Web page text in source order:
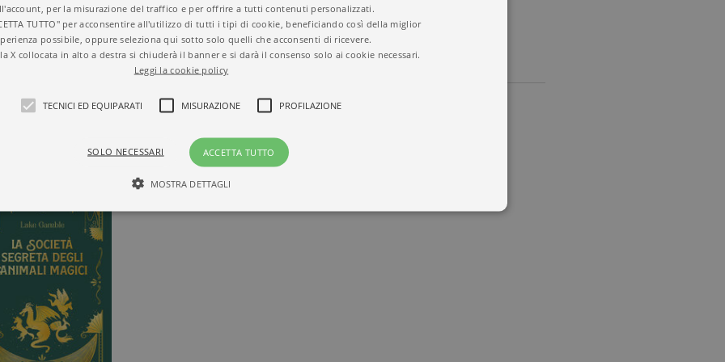
DEGLI ANIMALI MAGICI
per la misurazione del traffico e per offrire a tutti contenuti personalizzati.
TUTTO" per acconsentire all'utilizzo di tutti i tipi di cookie, beneficiando così della miglior
possibile, oppure seleziona qui sotto solo quelli che acconsenti di ricevere.
X collocata in alto a destra si chiuderà il banner e si darà il consenso solo ai cookie necessari.
Leggi la cookie policy
TECNICI ED EQUIPARATI MISURAZIONE PROFILAZIONE
ACCETTA TUTTO
SOLO NECESSARI
MOSTRA DETTAGLI
Tecnici ed equiparati
necessari, consentono la funzionalità del sito Web principale come l'accesso degli utenti e la gestione
essere utilizzato correttamente senza i cookie strettamente necessari. Col rispetto delle condizioni previste dal
equiparati ai tecnici e dunque non necessitano del consenso.
Scadenza
Descrizione
1 giorno
Questo cookie è impostato da Google Analytics. Memorizza e aggiorna un valore univoco